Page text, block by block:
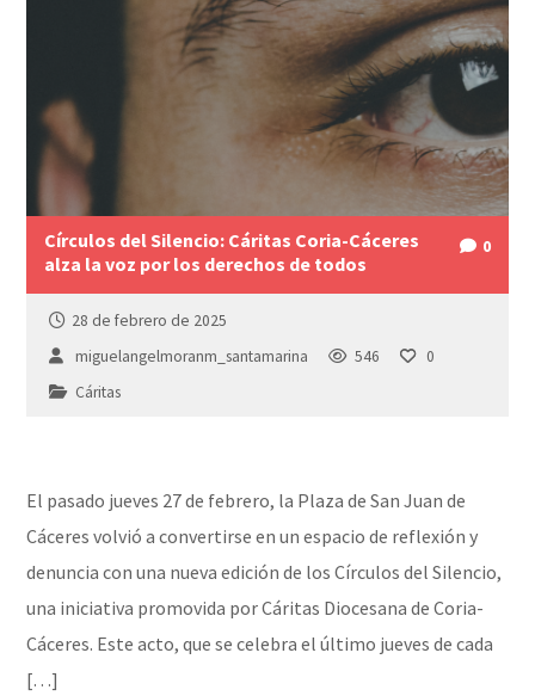
Círculos del Silencio: Cáritas Coria-Cáceres
alza la voz por los derechos de todos
0
28 de febrero de 2025
miguelangelmoranm_santamarina
546
0
Cáritas
El pasado jueves 27 de febrero, la Plaza de San Juan de
Cáceres volvió a convertirse en un espacio de reflexión y
denuncia con una nueva edición de los Círculos del Silencio,
una iniciativa promovida por Cáritas Diocesana de Coria-
Cáceres. Este acto, que se celebra el último jueves de cada
[…]